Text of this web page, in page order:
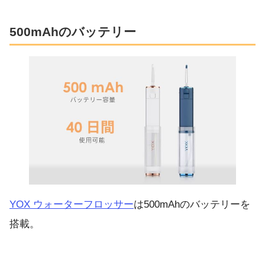
500mAhのバッテリー
YOX ウォーターフロッサーは500mAhのバッテリーを
搭載。